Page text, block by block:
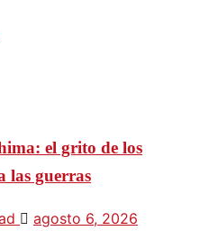
el grito de los
las guerras
agosto 6, 2026